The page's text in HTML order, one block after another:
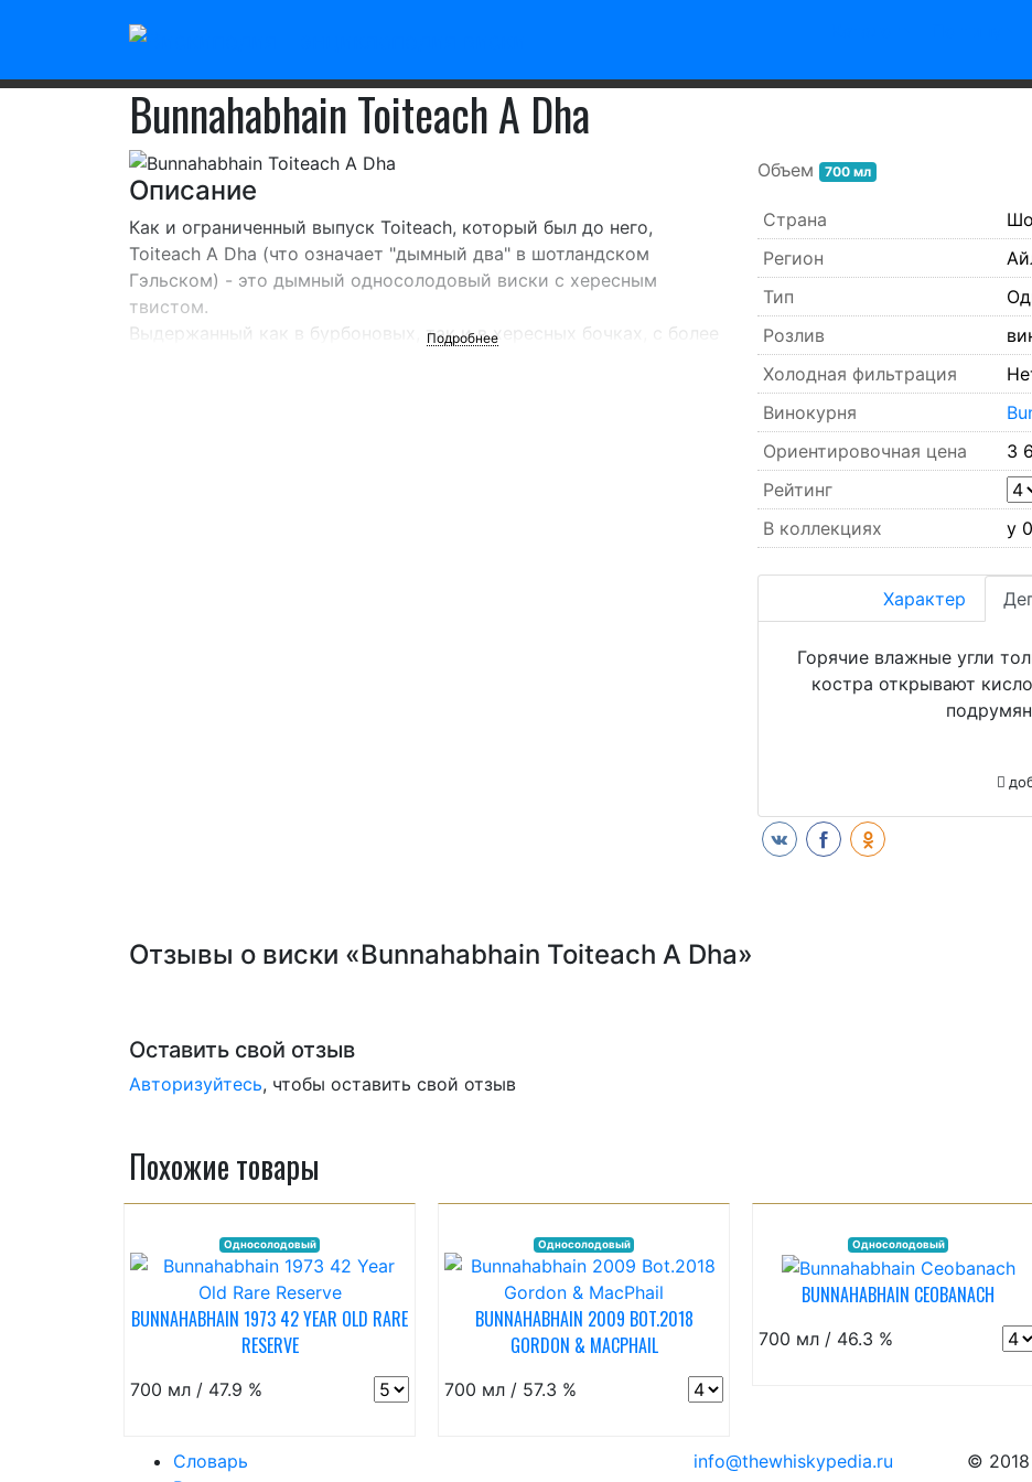
Главная
Bunnahabhain Toiteach A Dha
Описание
Как и ограниченный выпуск Toiteach, который был до него,
Toiteach A Dha (что означает "дымный два" в шотландском
Гэльском) - это дымный односолодовый виски с хересным
твистом.
Выдержанный как в бурбоновых, так и в хересных бочках, с более
Подробнее
Объем 700 мл
Страна
Регион
Тип
Розлив
Холодная фильтрация
Винокурня
Ориентировочная цена
3
Рейтинг
В коллекциях
у
Характер
Горячие влажные угли
костра открывают
Отзывы о виски «Bunnahabhain Toiteach A Dha»
Оставить свой отзыв
Авторизуйтесь, чтобы оставить свой отзыв
Похожие товары
Односолодовый
BUNNAHABHAIN 1973 42 YEAR OLD RARE
RESERVE
700 мл / 47.9 %
Односолодовый
BUNNAHABHAIN 2009 BOT.2018
GORDON & MACPHAIL
700 мл / 57.3 %
Односолодовый
BUNNAHABHAIN CEOBANACH
700 мл / 46.3 %
Словарь
info@thewhiskypedia.ru
© 2018